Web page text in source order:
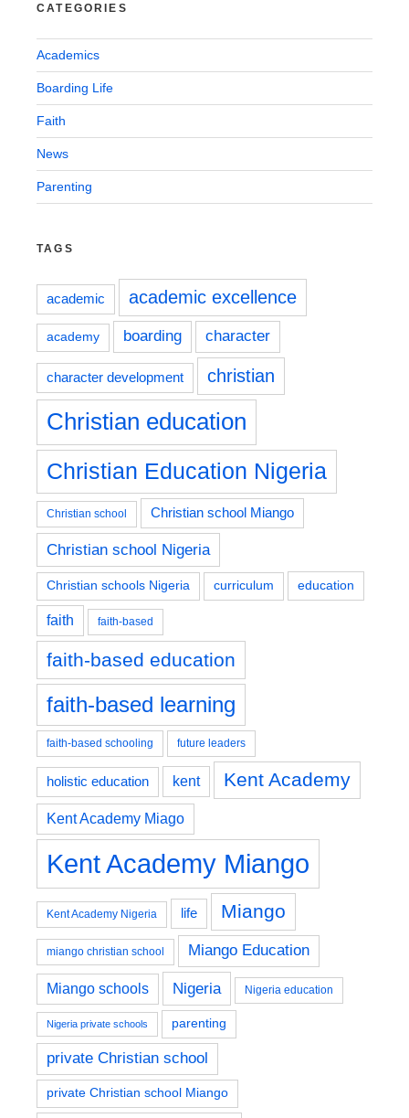
CATEGORIES
Academics
Boarding Life
Faith
News
Parenting
TAGS
academic academic excellence
academy boarding character
character development christian
Christian education
Christian Education Nigeria
Christian school Christian school Miango
Christian school Nigeria
Christian schools Nigeria curriculum education
faith faith-based
faith-based education
faith-based learning
faith-based schooling future leaders
holistic education kent Kent Academy
Kent Academy Miago
Kent Academy Miango
Kent Academy Nigeria life Miango
miango christian school Miango Education
Miango schools Nigeria Nigeria education
Nigeria private schools parenting
private Christian school
private Christian school Miango